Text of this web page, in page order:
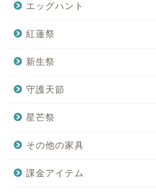
エッグハント
紅蓮祭
新生祭
守護天節
星芒祭
その他の家具
課金アイテム